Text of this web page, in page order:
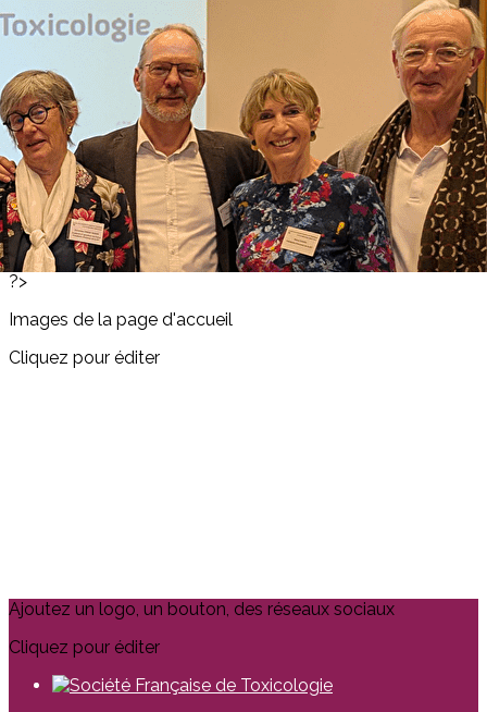
Exporter les lignes sélectionnées
Exporter toutes les colonnes
Exporter uniquement les colonnes affichées
Menu
<
>
Actualités 2026
Actualités 2025
Actualités 2024
Actualités 2023
?>
Images de la page d'accueil
Cliquez pour éditer
Ajoutez un logo, un bouton, des réseaux sociaux
Cliquez pour éditer